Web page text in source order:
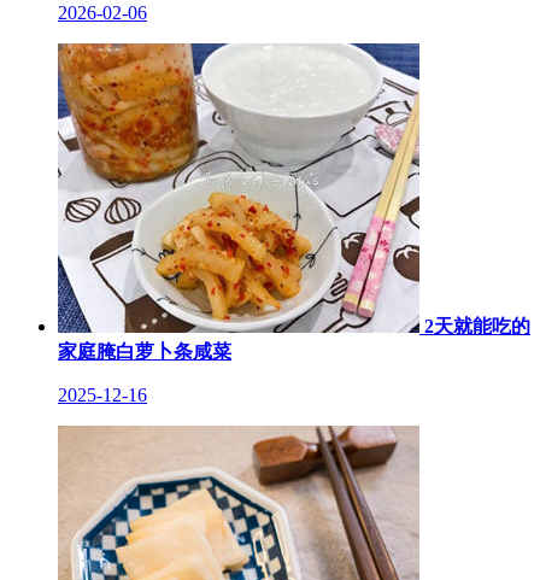
2026-02-06
2天就能吃的
家庭腌白萝卜条咸菜
2025-12-16